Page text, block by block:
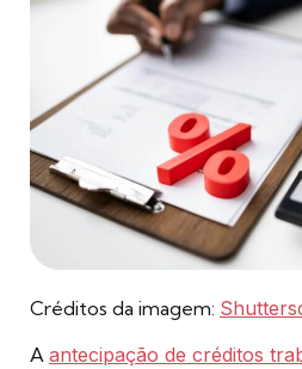
Créditos da imagem:
A antecipação de créditos